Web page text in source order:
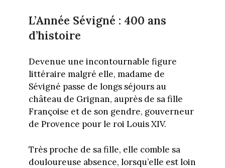
L’Année Sévigné : 400 ans
d’histoire
Devenue une incontournable figure
littéraire malgré elle, madame de
Sévigné passe de longs séjours au
château de Grignan, auprès de sa fille
Françoise et de son gendre, gouverneur
de Provence pour le roi Louis XIV.
Très proche de sa fille, elle comble sa
douloureuse absence, lorsqu’elle est loin